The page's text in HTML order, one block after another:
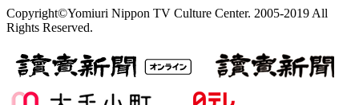
Copyright©Yomiuri Nippon TV Culture Center. 2005-2019 All
Rights Reserved.